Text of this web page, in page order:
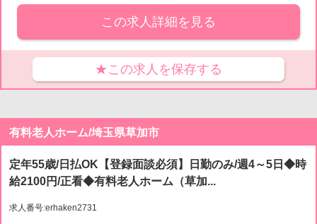
この求人詳細を見る
★この求人を保存する
有料老人ホーム/埼玉県草加市
定年55歳/日払OK【登録面談必須】日勤のみ/週4～5日◆時
給2100円/正看◆有料老人ホーム（草加...
求人番号:erhaken2731